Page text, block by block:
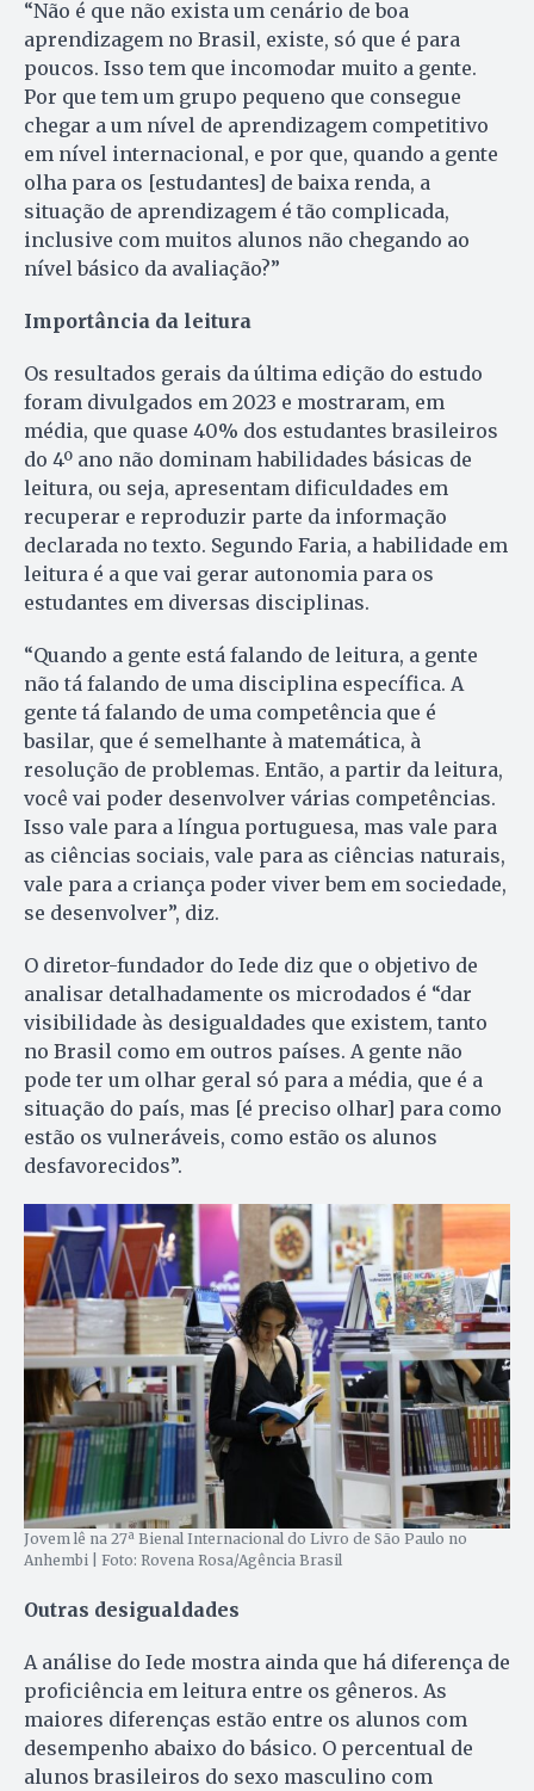
“Não é que não exista um cenário de boa
aprendizagem no Brasil, existe, só que é para
poucos. Isso tem que incomodar muito a gente.
Por que tem um grupo pequeno que consegue
chegar a um nível de aprendizagem competitivo
em nível internacional, e por que, quando a gente
olha para os [estudantes] de baixa renda, a
situação de aprendizagem é tão complicada,
inclusive com muitos alunos não chegando ao
nível básico da avaliação?”
Importância da leitura
Os resultados gerais da última edição do estudo
foram divulgados em 2023 e mostraram, em
média, que quase 40% dos estudantes brasileiros
do 4º ano não dominam habilidades básicas de
leitura, ou seja, apresentam dificuldades em
recuperar e reproduzir parte da informação
declarada no texto. Segundo Faria, a habilidade em
leitura é a que vai gerar autonomia para os
estudantes em diversas disciplinas.
“Quando a gente está falando de leitura, a gente
não tá falando de uma disciplina específica. A
gente tá falando de uma competência que é
basilar, que é semelhante à matemática, à
resolução de problemas. Então, a partir da leitura,
você vai poder desenvolver várias competências.
Isso vale para a língua portuguesa, mas vale para
as ciências sociais, vale para as ciências naturais,
vale para a criança poder viver bem em sociedade,
se desenvolver”, diz.
O diretor-fundador do Iede diz que o objetivo de
analisar detalhadamente os microdados é “dar
visibilidade às desigualdades que existem, tanto
no Brasil como em outros países. A gente não
pode ter um olhar geral só para a média, que é a
situação do país, mas [é preciso olhar] para como
estão os vulneráveis, como estão os alunos
desfavorecidos”.
Jovem lê na 27ª Bienal Internacional do Livro de São Paulo no
Anhembi | Foto: Rovena Rosa/Agência Brasil
Outras desigualdades
A análise do Iede mostra ainda que há diferença de
proficiência em leitura entre os gêneros. As
maiores diferenças estão entre os alunos com
desempenho abaixo do básico. O percentual de
alunos brasileiros do sexo masculino com